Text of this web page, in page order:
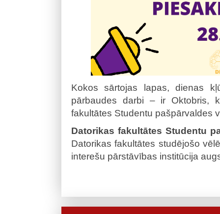
Kokos sārtojas lapas, dienas
pārbaudes darbi – ir Oktobris,
fakultātes Studentu pašpārvaldes
Datorikas fakultātes Studentu
Datorikas fakultātes studējošo
interešu pārstāvības institūcija